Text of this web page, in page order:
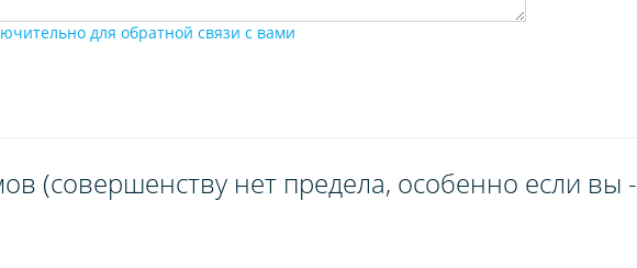
для обратной связи с вами
(совершенству нет предела, особенно если вы -